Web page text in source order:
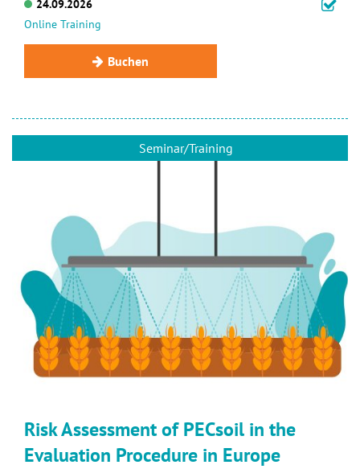
24.09.2026
Online Training
Buchen
Seminar/Training
Risk Assessment of PECsoil in the
Evaluation Procedure in Europe